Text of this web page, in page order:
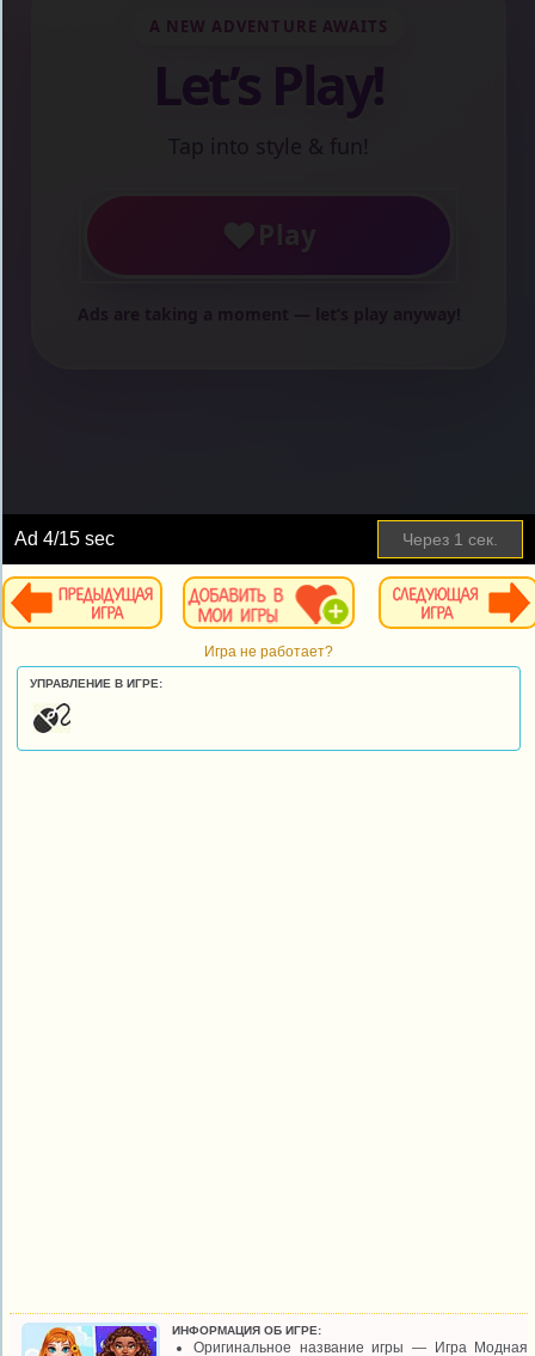
Ad4/15 sec Через 1 сек.
Игра не работает?
УПРАВЛЕНИЕ В ИГРЕ:
ИНФОРМАЦИЯ ОБ ИГРЕ:
Оригинальное название игры — Игра Модная